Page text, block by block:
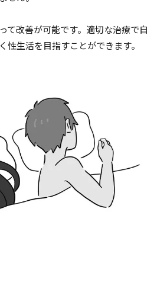
て改善が可能です。適切な治療で自
性生活を目指すことができます。